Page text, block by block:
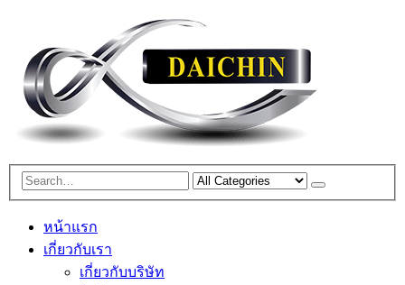
หน้าแรก
เกี่ยวกับเรา
เกี่ยวกับบริษัท